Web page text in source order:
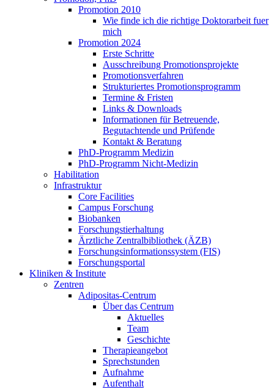
Promotion 2010
Wie finde ich die richtige Doktorarbeit fuer
mich
Promotion 2024
Erste Schritte
Ausschreibung Promotionsprojekte
Promotionsverfahren
Strukturiertes Promotionsprogramm
Termine & Fristen
Links & Downloads
Informationen für Betreuende,
Begutachtende und Prüfende
Kontakt & Beratung
PhD-Programm Medizin
PhD-Programm Nicht-Medizin
Habilitation
Infrastruktur
Core Facilities
Campus Forschung
Biobanken
Forschungstierhaltung
Ärztliche Zentralbibliothek (ÄZB)
Forschungsinformationssystem (FIS)
Forschungsportal
Kliniken & Institute
Zentren
Adipositas-Centrum
Über das Centrum
Aktuelles
Team
Geschichte
Therapieangebot
Sprechstunden
Aufnahme
Aufenthalt